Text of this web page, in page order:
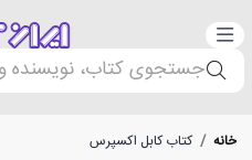
دسته‌بندی
جستجوی کتاب، نویسنده
خانه / کتاب کابل اکسپرس